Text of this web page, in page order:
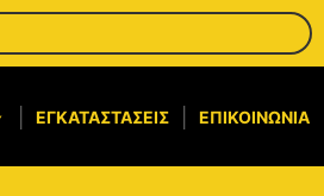
ΕΓΚΑΤΑΣΤΆΣΕΙΣ ΕΠΙΚΟΙΝΩΝΊΑ